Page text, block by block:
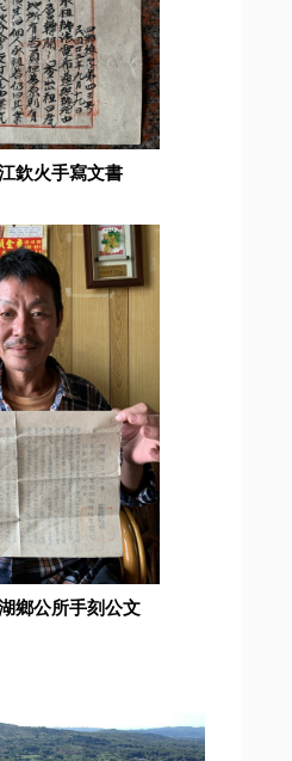
欽火手寫文書
鄉公所手刻公文